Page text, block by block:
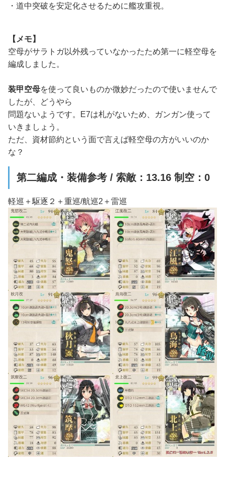
・道中突破を安定化させるために艦攻重視。
【メモ】
空母がサラトガ以外残っていなかったため第一に軽空母を
編成しました。
装甲空母を使って良いものか微妙だったので使いませんで
したが、どうやら
問題ないようです。E7は札がないため、ガンガン使って
いきましょう。
ただ、資材節約という面で言えば軽空母の方がいいのか
な？
第二編成・装備参考 / 索敵：13.16 制空：0
軽巡＋駆逐２＋重巡/航巡2＋雷巡